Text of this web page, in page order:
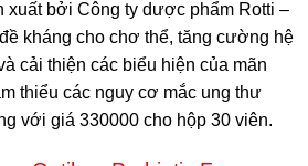
xuất bởi Công ty dược phẩm Rotti –
kháng cho chơ thể, tăng cường hệ
cải thiện các biểu hiện của mãn
thiểu các nguy cơ mắc ung thư
với giá 330000 cho hộp 30 viên.